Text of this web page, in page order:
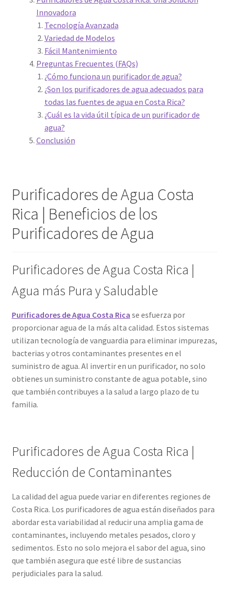
Innovadora
Tecnología Avanzada
Variedad de Modelos
Fácil Mantenimiento
Preguntas Frecuentes (FAQs)
¿Cómo funciona un purificador de agua?
¿Son los purificadores de agua adecuados para
todas las fuentes de agua en Costa Rica?
¿Cuál es la vida útil típica de un purificador de
agua?
Conclusión
Purificadores de Agua Costa
Rica | Beneficios de los
Purificadores de Agua
Purificadores de Agua Costa Rica |
Agua más Pura y Saludable
Purificadores de Agua Costa Rica se esfuerza por
proporcionar agua de la más alta calidad. Estos sistemas
utilizan tecnología de vanguardia para eliminar impurezas,
bacterias y otros contaminantes presentes en el
suministro de agua. Al invertir en un purificador, no solo
obtienes un suministro constante de agua potable, sino
que también contribuyes a la salud a largo plazo de tu
familia.
Purificadores de Agua Costa Rica |
Reducción de Contaminantes
La calidad del agua puede variar en diferentes regiones de
Costa Rica. Los purificadores de agua están diseñados para
abordar esta variabilidad al reducir una amplia gama de
contaminantes, incluyendo metales pesados, cloro y
sedimentos. Esto no solo mejora el sabor del agua, sino
que también asegura que esté libre de sustancias
perjudiciales para la salud.